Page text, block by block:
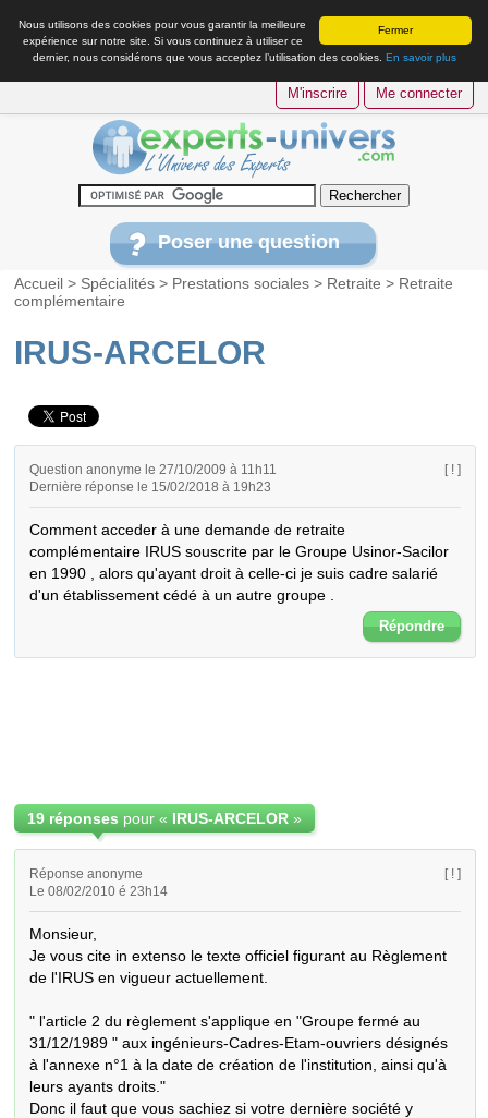
Fermer
Nous utilisons des cookies pour vous garantir la meilleure
expérience sur notre site. Si vous continuez à utiliser ce
dernier, nous considérons que vous acceptez l’utilisation des cookies. En savoir plus
M'inscrire Me connecter
Poser une question
Accueil > Spécialités > Prestations sociales > Retraite > Retraite
complémentaire
IRUS-ARCELOR
Question anonyme le 27/10/2009 à 11h11
Dernière réponse le 15/02/2018 à 19h23
[ ! ]
Comment acceder à une demande de retraite
complémentaire IRUS souscrite par le Groupe Usinor-Sacilor
en 1990 , alors qu'ayant droit à celle-ci je suis cadre salarié
d'un établissement cédé à un autre groupe .
Répondre
19 réponses pour « IRUS-ARCELOR »
Réponse anonyme
Le 08/02/2010 é 23h14
[ ! ]
Monsieur,
Je vous cite in extenso le texte officiel figurant au Règlement
de l'IRUS en vigueur actuellement.
" l'article 2 du règlement s'applique en "Groupe fermé au
31/12/1989 " aux ingénieurs-Cadres-Etam-ouvriers désignés
à l'annexe n°1 à la date de création de l'institution, ainsi qu'à
leurs ayants droits."
Donc il faut que vous sachiez si votre dernière société y